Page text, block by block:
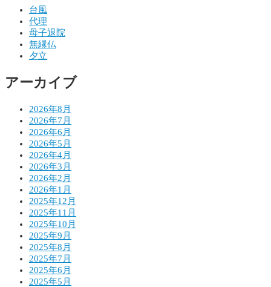
ン
台風
代理
母子退院
無縁仏
夕立
アーカイブ
2026年8月
2026年7月
2026年6月
2026年5月
2026年4月
2026年3月
2026年2月
2026年1月
2025年12月
2025年11月
2025年10月
2025年9月
2025年8月
2025年7月
2025年6月
2025年5月